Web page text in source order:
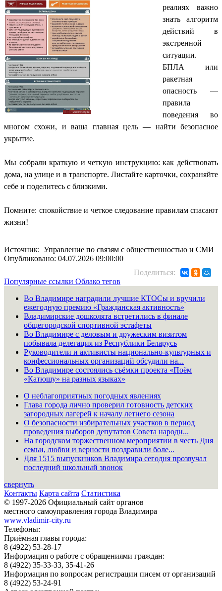
реалиях важно
знать алгоритм
действий в
экстренной
ситуации.
БПЛА или
ракетная
опасность —
правила
поведения во
многом схожи, и ваша главная цель — найти безопасное
укрытие.
Мы собрали краткую и четкую инструкцию: как действовать
дома, на улице и в транспорте. Листайте карточки, сохраняйте
себе и поделитесь с близкими.
Помните: спокойствие и четкое следование правилам спасают
жизни!
Источник: Управление по связям с общественностью и СМИ
Опубликовано: 04.07.2026 09:00:00
Поделиться:
Популярные ссылки Облако тегов
Во Владимире наградили лучшие КТОСы и вручили
ежегодную премию «Гражданская активность»
Владимирские дошколята встретились в финале
общегородской спортивной эстафеты
Во Владимире с деловым и дружеским визитом
побывала делегация из Республики Беларусь
Руководители и активисты национально-культурных и
конфессиональных организаций обсудили на...
Во Владимире состоялись съёмки проекта «Поём
«Катюшу» на разных языках»
О неблагоприятных погодных явлениях
Глава города лично проверил готовность детских
загородных лагерей к началу летнего сезона
О безопасности избирательных участков в период
проведения выборов депутатов Совета народн...
На городском торжественном мероприятии в честь Дня
семьи, любви и верности поздравили боле...
Для 1515 выпускников Владимира сегодня прозвучал
последний школьный звонок
свернуть
Контакты Карта сайта Статистика
© 1997-2026 Официальный сайт органов
местного самоуправления города Владимира
www.vladimir-city.ru
Телефоны:
Приёмная главы города:
8 (4922) 53-28-17
Информация о работе с обращениями граждан:
8 (4922) 35-33-33, 35-41-26
Информация по вопросам регистрации писем от организаций
8 (4922) 53-24-91